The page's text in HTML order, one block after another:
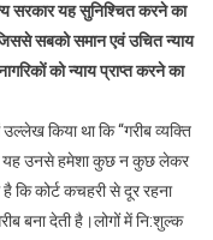
सरकार यह सुनिश्चित करने का
सबको समान एवं उचित न्याय
को न्याय प्राप्त करने का
किया था कि “गरीब व्यक्ति
यह उनसे हमेशा कुछ न कुछ लेकर
है कि कोर्ट कचहरी से दूर रहना
बना देती है।लोगों में नि:शुल्क